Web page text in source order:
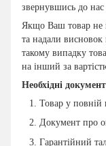
звернувшись до
Якщо Ваш товар не
та надали
такому випадку
на інший за
Необхідні
Товар у повній
Документ про
Гарантійний